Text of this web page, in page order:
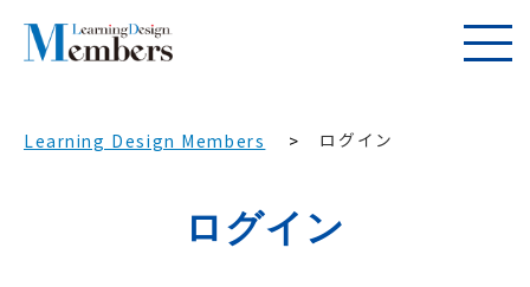
Learning Design Members ログイン
ログイン